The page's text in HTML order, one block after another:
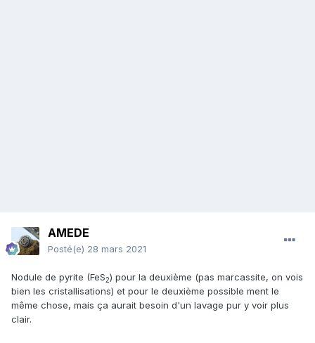
AMEDE
Posté(e) 28 mars 2021
Nodule de pyrite (FeS2) pour la deuxième (pas marcassite, on vois
bien les cristallisations) et pour le deuxième possible ment le
même chose, mais ça aurait besoin d'un lavage pur y voir plus
clair.